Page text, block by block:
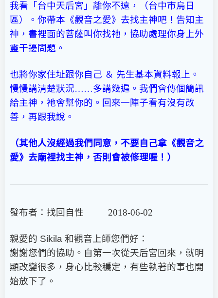
我看「台中天后宮」離你不遠，（台中市烏日
區）。你帶本《觀音之愛》去找主神吧！告知主
神，書裡面的菩薩叫你找祂，協助處理你身上外
靈干擾問題。
也將你家住址跟你自己 ＆ 先生基本資料報上。
慢慢講清楚狀況……多講幾遍。我們會傳個簡訊
給主神，祂會幫你的。回來一陣子看有沒有改
善，再跟我說。
（其他人沒經過我們同意，不要自己拿《觀音之
愛》去廟裡找主神，否則會被修理喔！）
發布者：找回自性 2018-06-02
親愛的 Sikila 和觀音上師您們好：
謝謝您們的協助。自第一次從天后宮回來，就明
顯改變很多，身心比較穩定，有些執著的事也開
始放下了。